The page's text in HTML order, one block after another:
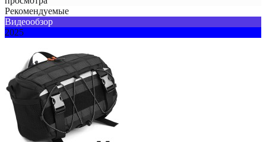
Рекомендуемые
Видеообзор
2025